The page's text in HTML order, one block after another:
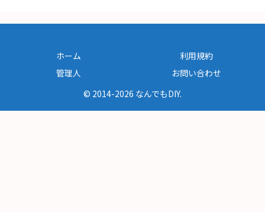
ホーム
利用規約
管理人
お問い合わせ
© 2014-2026 なんでもDIY.